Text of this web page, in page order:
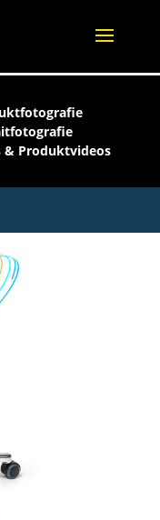
& Produktvideos